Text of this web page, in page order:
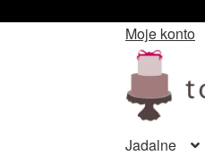
Moje konto
Przejdź
do
nawigacji
Przejdź
do
treści
Jadalne